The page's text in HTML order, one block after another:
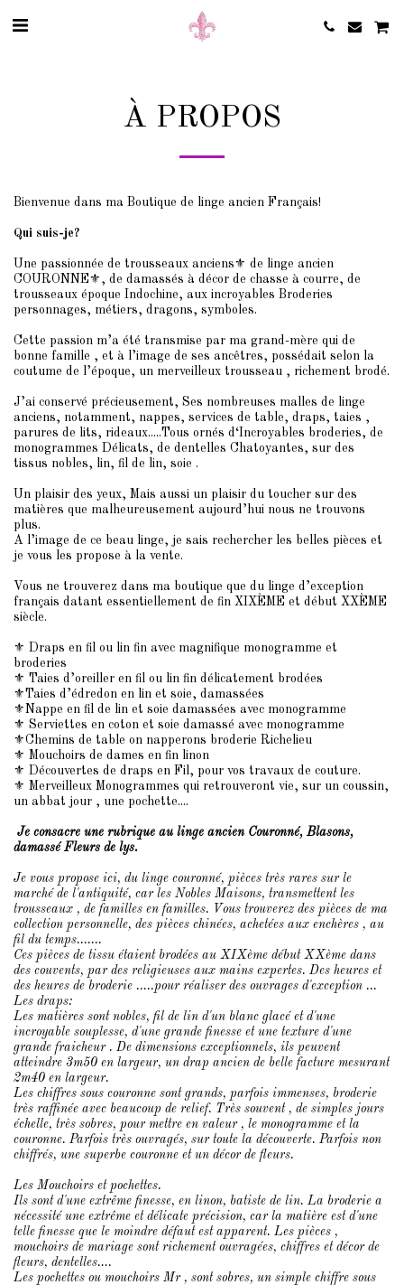
À PROPOS
Bienvenue dans ma Boutique de linge ancien Français!
Qui suis-je?
Une passionnée de trousseaux anciens⚜️ de linge ancien
COURONNE⚜️, de damassés à décor de chasse à courre, de
trousseaux époque Indochine, aux incroyables Broderies
personnages, métiers, dragons, symboles.
Cette passion m’a été transmise par ma grand-mère qui de
bonne famille , et à l’image de ses ancêtres, possédait selon la
coutume de l’époque, un merveilleux trousseau , richement brodé.
J’ai conservé précieusement, Ses nombreuses malles de linge
anciens, notamment, nappes, services de table, draps, taies ,
parures de lits, rideaux.....Tous ornés d‘Incroyables broderies, de
monogrammes Délicats, de dentelles Chatoyantes, sur des
tissus nobles, lin, fil de lin, soie .
Un plaisir des yeux, Mais aussi un plaisir du toucher sur des
matières que malheureusement aujourd’hui nous ne trouvons
plus.
A l’image de ce beau linge, je sais rechercher les belles pièces et
je vous les propose à la vente.
Vous ne trouverez dans ma boutique que du linge d’exception
français datant essentiellement de fin XIXÈME et début XXÈME
siècle.
⚜️ Draps en fil ou lin fin avec magnifique monogramme et
broderies
⚜️ Taies d’oreiller en fil ou lin fin délicatement brodées
⚜️Taies d’édredon en lin et soie, damassées
⚜️Nappe en fil de lin et soie damassées avec monogramme
⚜️ Serviettes en coton et soie damassé avec monogramme
⚜️Chemins de table on napperons broderie Richelieu
⚜️ Mouchoirs de dames en fin linon
⚜️ Découvertes de draps en Fil, pour vos travaux de couture.
⚜️ Merveilleux Monogrammes qui retrouveront vie, sur un coussin,
un abbat jour , une pochette....
Je consacre une rubrique au linge ancien Couronné, Blasons,
damassé Fleurs de lys.
Je vous propose ici, du linge couronné, pièces très rares sur le
marché de l'antiquité, car les Nobles Maisons, transmettent les
trousseaux , de familles en familles. Vous trouverez des pièces de ma
collection personnelle, des pièces chinées, achetées aux enchères , au
fil du temps.......
Ces pièces de tissu étaient brodées au XIXème début XXème dans
des couvents, par des religieuses aux mains expertes. Des heures et
des heures de broderie .....pour réaliser des ouvrages d'exception ...
Les draps:
Les matières sont nobles, fil de lin d'un blanc glacé et d'une
incroyable souplesse, d'une grande finesse et une texture d'une
grande fraicheur . De dimensions exceptionnels, ils peuvent
atteindre 3m50 en largeur, un drap ancien de belle facture mesurant
2m40 en largeur.
Les chiffres sous couronne sont grands, parfois immenses, broderie
très raffinée avec beaucoup de relief. Très souvent , de simples jours
échelle, très sobres, pour mettre en valeur , le monogramme et la
couronne. Parfois très ouvragés, sur toute la découverte. Parfois non
chiffrés, une superbe couronne et un décor de fleurs.
Les Mouchoirs et pochettes.
Ils sont d'une extrême finesse, en linon, batiste de lin. La broderie a
nécessité une extrême et délicate précision, car la matière est d'une
telle finesse que le moindre défaut est apparent. Les pièces ,
mouchoirs de mariage sont richement ouvragées, chiffres et décor de
fleurs, dentelles….
Les pochettes ou mouchoirs Mr , sont sobres, un simple chiffre sous